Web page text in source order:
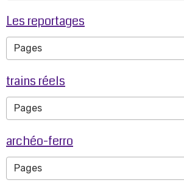
Les reportages
trains réels
archéo-ferro